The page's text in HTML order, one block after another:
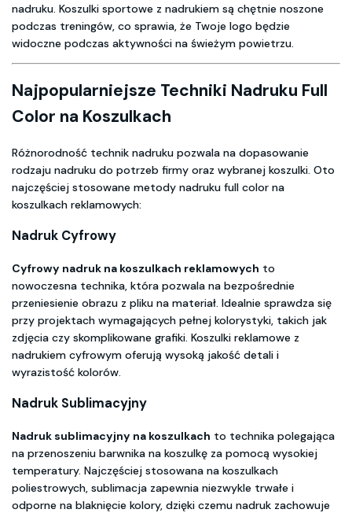
nadruku. Koszulki sportowe z nadrukiem są chętnie noszone
podczas treningów, co sprawia, że Twoje logo będzie
widoczne podczas aktywności na świeżym powietrzu.
Najpopularniejsze Techniki Nadruku Full
Color na Koszulkach
Różnorodność technik nadruku pozwala na dopasowanie
rodzaju nadruku do potrzeb firmy oraz wybranej koszulki. Oto
najczęściej stosowane metody nadruku full color na
koszulkach reklamowych:
Nadruk Cyfrowy
Cyfrowy nadruk na koszulkach reklamowych to
nowoczesna technika, która pozwala na bezpośrednie
przeniesienie obrazu z pliku na materiał. Idealnie sprawdza się
przy projektach wymagających pełnej kolorystyki, takich jak
zdjęcia czy skomplikowane grafiki. Koszulki reklamowe z
nadrukiem cyfrowym oferują wysoką jakość detali i
wyrazistość kolorów.
Nadruk Sublimacyjny
Nadruk sublimacyjny na koszulkach to technika polegająca
na przenoszeniu barwnika na koszulkę za pomocą wysokiej
temperatury. Najczęściej stosowana na koszulkach
poliestrowych, sublimacja zapewnia niezwykle trwałe i
odporne na blaknięcie kolory, dzięki czemu nadruk zachowuje